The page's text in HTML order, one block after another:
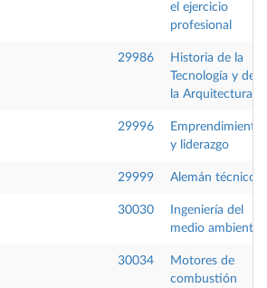
el ejercicio
profesional
29986
Historia de la
Tecnología y de
la Arquitectura
29996
Emprendimiento
y liderazgo
29999 Alemán técnico
30030
Ingeniería del
medio ambiente
30034
Motores de
combustión